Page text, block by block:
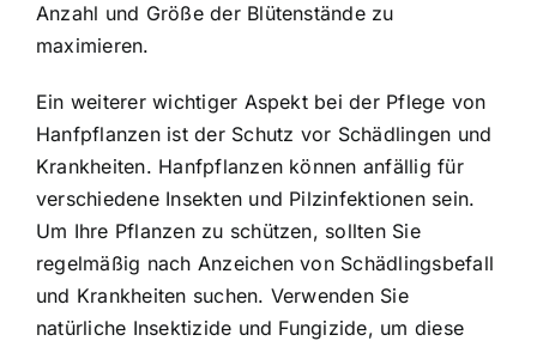
Anzahl und Größe der Blütenstände zu
maximieren.
Ein weiterer wichtiger Aspekt bei der Pflege von
Hanfpflanzen ist der Schutz vor Schädlingen und
Krankheiten. Hanfpflanzen können anfällig für
verschiedene Insekten und Pilzinfektionen sein.
Um Ihre Pflanzen zu schützen, sollten Sie
regelmäßig nach Anzeichen von Schädlingsbefall
und Krankheiten suchen. Verwenden Sie
natürliche Insektizide und Fungizide, um diese